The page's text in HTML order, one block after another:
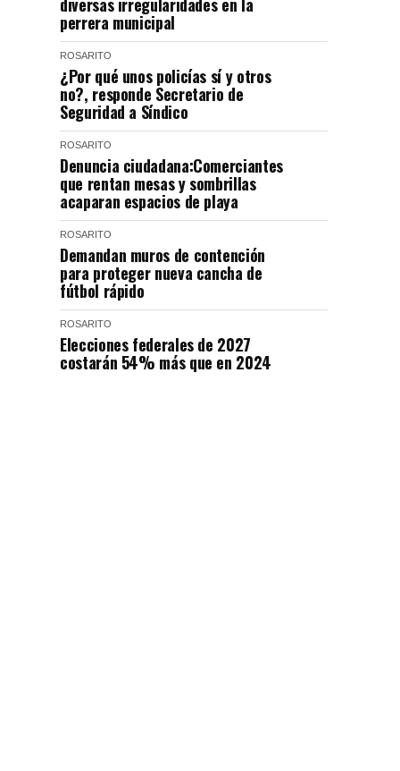
perrera municipal
ROSARITO
¿Por qué unos policías sí y otros
no?, responde Secretario de
Seguridad a Síndico
ROSARITO
Denuncia ciudadana:Comerciantes
que rentan mesas y sombrillas
acaparan espacios de playa
ROSARITO
Demandan muros de contención
para proteger nueva cancha de
fútbol rápido
ROSARITO
Elecciones federales de 2027
costarán 54% más que en 2024